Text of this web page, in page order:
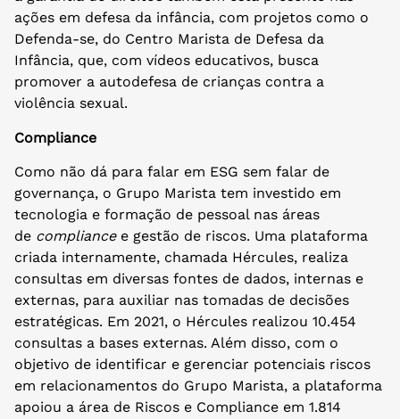
ações em defesa da infância, com projetos como o
Defenda-se, do Centro Marista de Defesa da
Infância, que, com vídeos educativos, busca
promover a autodefesa de crianças contra a
violência sexual.
Compliance
Como não dá para falar em ESG sem falar de
governança, o Grupo Marista tem investido em
tecnologia e formação de pessoal nas áreas
de compliancee gestão de riscos. Uma plataforma
criada internamente, chamada Hércules, realiza
consultas em diversas fontes de dados, internas e
externas, para auxiliar nas tomadas de decisões
estratégicas. Em 2021, o Hércules realizou 10.454
consultas a bases externas. Além disso, com o
objetivo de identificar e gerenciar potenciais riscos
em relacionamentos do Grupo Marista, a plataforma
apoiou a área de Riscos e Compliance em 1.814